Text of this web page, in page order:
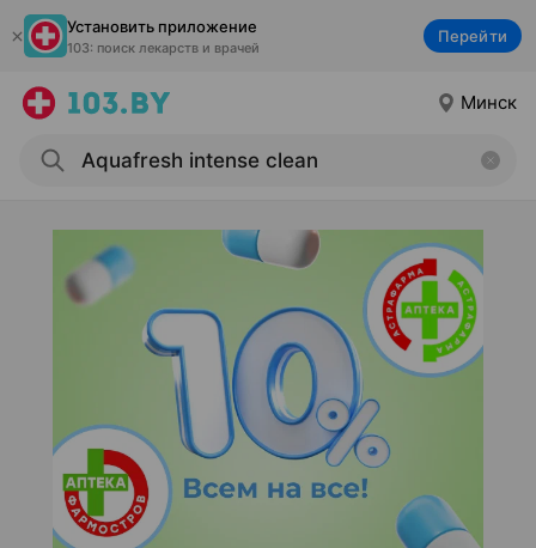
Установить приложение
103: поиск лекарств и врачей
Перейти
Минск